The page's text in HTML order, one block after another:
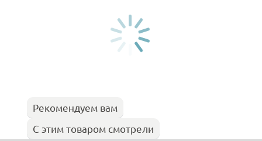
Рекомендуем вам
С этим товаром смотрели